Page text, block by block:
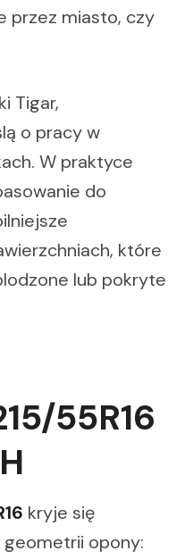
przez miasto, czy
Tigar,
o pracy w
W praktyce
do
które
lub pokryte
55R16
kryje się
opony: